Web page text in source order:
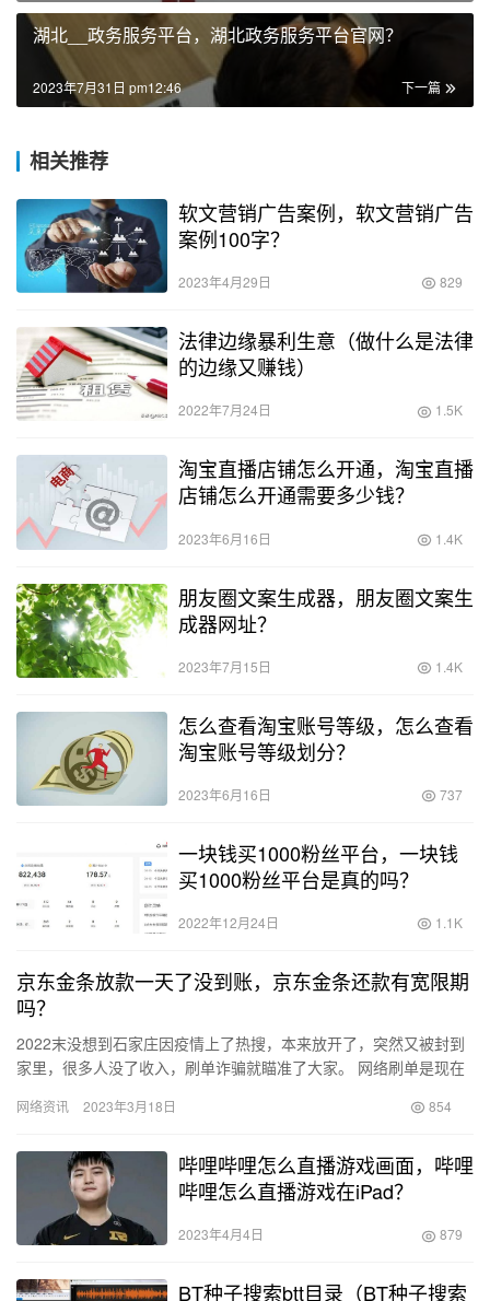
湖北__政务服务平台，湖北政务服务平台官网？
下一篇
2023年7月31日 pm12:46
相关推荐
软文营销广告案例，软文营销广告
案例100字？
2023年4月29日 829
法律边缘暴利生意（做什么是法律
的边缘又赚钱）
2022年7月24日 1.5K
淘宝直播店铺怎么开通，淘宝直播
店铺怎么开通需要多少钱？
2023年6月16日 1.4K
朋友圈文案生成器，朋友圈文案生
成器网址？
2023年7月15日 1.4K
怎么查看淘宝账号等级，怎么查看
淘宝账号等级划分？
2023年6月16日 737
一块钱买1000粉丝平台，一块钱
买1000粉丝平台是真的吗？
2022年12月24日 1.1K
京东金条放款一天了没到账，京东金条还款有宽限期
吗？
2022末没想到石家庄因疫情上了热搜，本来放开了，突然又被封到
家里，很多人没了收入，刷单诈骗就瞄准了大家。 网络刷单是现在
…
网络资讯 2023年3月18日 854
哔哩哔哩怎么直播游戏画面，哔哩
哔哩怎么直播游戏在iPad？
2023年4月4日 879
BT种子搜索btt目录（BT种子搜索